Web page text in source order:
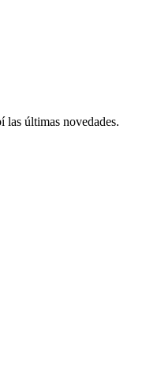
las últimas novedades.